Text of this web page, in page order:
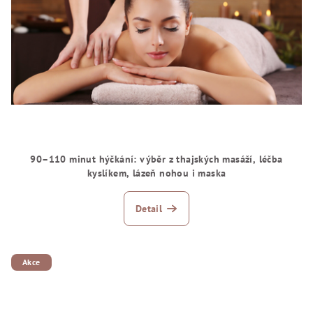
90–110 minut hýčkání: výběr z thajských masáží, léčba
kyslíkem, lázeň nohou i maska
Detail
Akce